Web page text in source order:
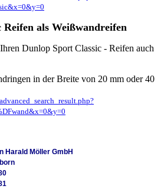
als Weißwandreifen
Dunlop Sport Classic - Reifen auch
in der Breite von 20 mm oder 40
Harald Möller GmbH